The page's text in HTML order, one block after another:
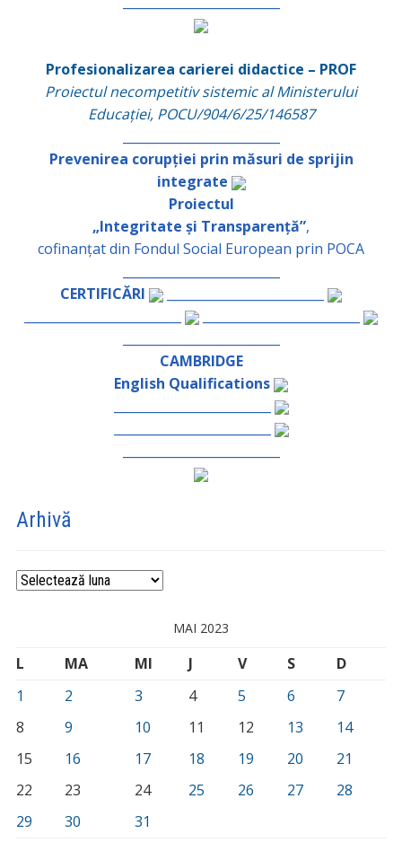
Profesionalizarea carierei didactice – PROF
Proiectul necompetitiv sistemic al Ministerului
Educației, POCU/904/6/25/146587
Prevenirea corupției prin măsuri de sprijin
integrate
Proiectul
„Integritate și Transparență”,
cofinanțat din Fondul Social European prin POCA
CERTIFICĂRI
CAMBRIDGE
English Qualifications
Arhivă
Arhivă
MAI 2023
L MA MI J V S
D
1
2 3 4 5 6
7
8
9 10 11 12 13
14
15
16 17 18 19 20
21
22
23 24 25 26 27
28
29
30 31